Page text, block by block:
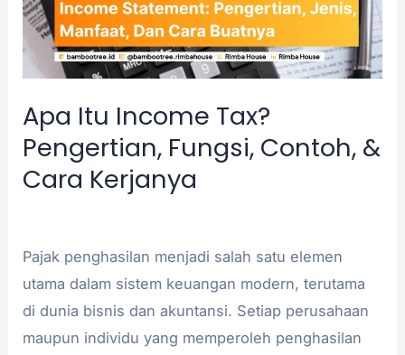
Apa Itu Income Tax?
Pengertian, Fungsi, Contoh, &
Cara Kerjanya
Pajak penghasilan menjadi salah satu elemen
utama dalam sistem keuangan modern, terutama
di dunia bisnis dan akuntansi. Setiap perusahaan
maupun individu yang memperoleh penghasilan
Contoh,
&
Cara